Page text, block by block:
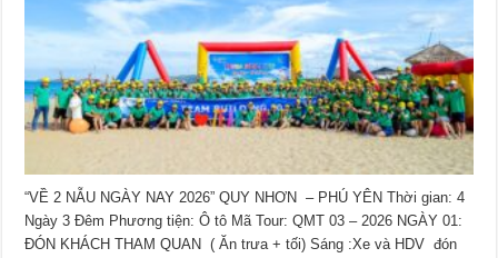
“VỀ 2 NẪU NGÀY NAY 2026” QUY NHƠN – PHÚ YÊN Thời gian: 4
Ngày 3 Đêm Phương tiện: Ô tô Mã Tour: QMT 03 – 2026 NGÀY 01:
ĐÓN KHÁCH THAM QUAN ( Ăn trưa + tối) Sáng :Xe và HDV đón